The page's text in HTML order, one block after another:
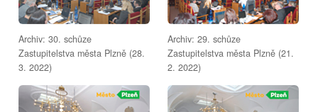
Archiv: 30. schůze
Zastupitelstva města Plzně (28.
3. 2022)
Archiv: 29. schůze
Zastupitelstva města Plzně (21.
2. 2022)